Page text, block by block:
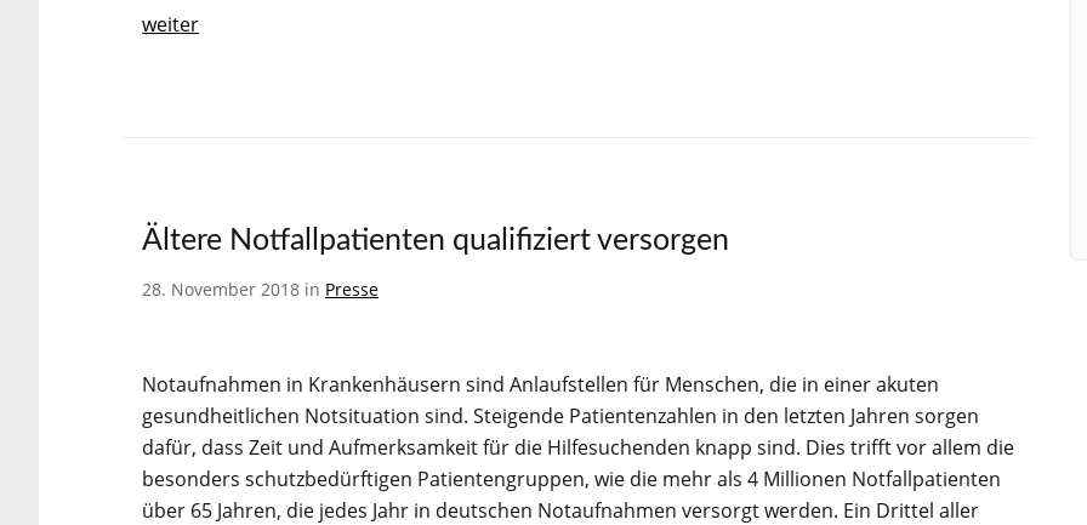
weiter
Ältere Notfallpatienten qualifiziert versorgen
28. November 2018 in Presse
Notaufnahmen in Krankenhäusern sind Anlaufstellen für Menschen, die in einer akuten
gesundheitlichen Notsituation sind. Steigende Patientenzahlen in den letzten Jahren sorgen
dafür, dass Zeit und Aufmerksamkeit für die Hilfesuchenden knapp sind. Dies trifft vor allem die
besonders schutzbedürftigen Patientengruppen, wie die mehr als 4 Millionen Notfallpatienten
über 65 Jahren, die jedes Jahr in deutschen Notaufnahmen versorgt werden. Ein Drittel aller